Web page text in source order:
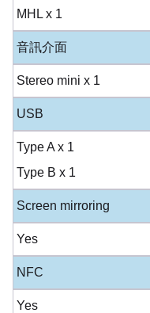
MHL x 1
音訊介面
Stereo mini x 1
USB
Type A x 1
Type B x 1
Screen mirroring
Yes
NFC
Yes